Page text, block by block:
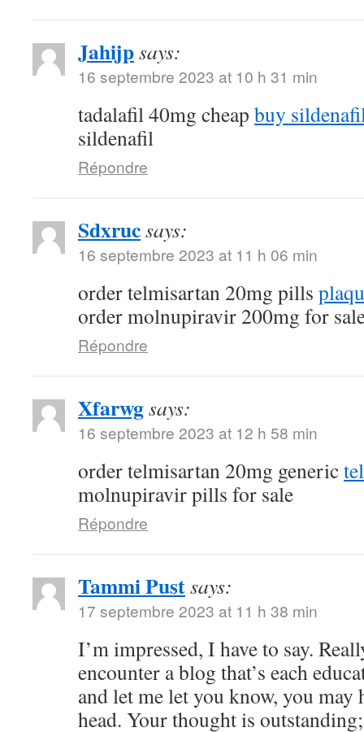
Jahijpsays:
16 septembre 2023 at 10 h 31 min
tadalafil 40mg cheap buy
sildenafil
Répondre
Sdxrucsays:
16 septembre 2023 at 11 h 06 min
order telmisartan 20mg pills
order molnupiravir 200mg for
Répondre
Xfarwgsays:
16 septembre 2023 at 12 h 58 min
order telmisartan 20mg generic
molnupiravir pills for sale
Répondre
Tammi Pustsays:
17 septembre 2023 at 11 h 38 min
I’m impressed, I have to say.
encounter a blog that’s each
and let me let you know, you may
head. Your thought is